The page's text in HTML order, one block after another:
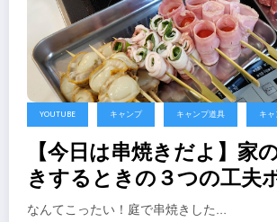
YOUTUBE キャンプ キャンプ道具 キ
【今日は串焼きだよ】家
きするときの３つの工夫
そして換気扇直下でイワ
なんてこったい！庭で串焼きした…